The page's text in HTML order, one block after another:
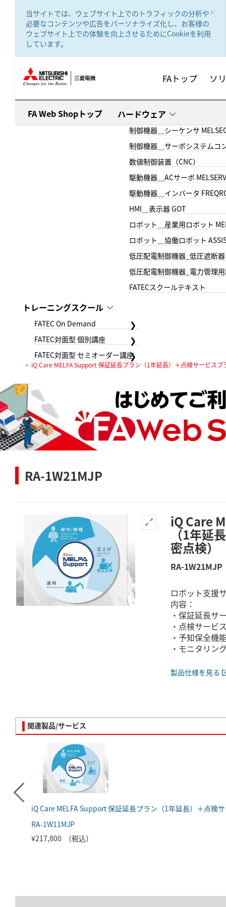
×
当サイトでは、ウェブサイト上でのトラフィックの分析や
必要なコンテンツや広告をパーソナライズ化し、お客様の
ウェブサイト上での体験を向上させるためにCookieを利用
しています。
FAトップ ソ
FA Web Shopトップ ハードウェア
制御機器＿シーケンサ
制御機器＿サーボシステムコ
数値制御装置（CNC）
駆動機器＿ACサーボ
駆動機器＿インバータ
HMI＿表示器 GOT
ロボット＿産業用ロボット
ロボット＿協働ロボット
低圧配電制御機器_低圧遮断器
低圧配電制御機器_電力管理
FATECスクールテキスト
トレーニングスクール
FATEC On Demand
FATEC対面型 個別講座
FATEC対面型 セミオーダー講座
iQ Care MELFA Support 保証延長プラン（1年延長）＋点検サービスプ
RA-1W21MJP
iQ Care
（1年延
密点検）
RA-1W21MJP
ロボット支援
内容：
・保証延長サ
・点検サービ
・予知保全機
・モニタリン
製品仕様を見る
関連製品/サービス
RA-1W11MJP
¥217,800 （税込）